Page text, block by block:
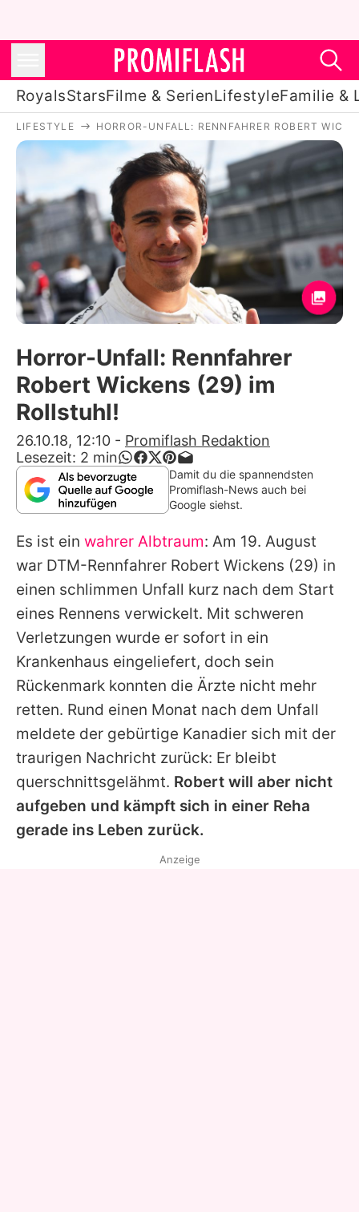
RoyalsStarsFilme & SerienLifestyleFamilie &
Royals
Stars
Filme & Serien
Lifestyle
Familie & Liebe
Promiflash Exklusiv
Alle Themen auf Promiflash
App runterladen
Team
Redaktionelle Richtlinien
Impressum
Datenschutzerklärung
Nutzungsbedingungen
Utiq verwalten
LIFESTYLE HORROR-UNFALL: RENNFAHRER ROBERT
Horror-Unfall: Rennfahrer
Robert Wickens (29) im
Rollstuhl!
26.10.18, 12:10 - Promiflash Redaktion
Lesezeit: 2 min
Damit du die spannendsten
Promiflash-News auch bei
Google siehst.
Es ist ein wahrer Albtraum: Am 19. August
war DTM-Rennfahrer Robert Wickens (29) in
einen schlimmen Unfall kurz nach dem Start
eines Rennens verwickelt. Mit schweren
Verletzungen wurde er sofort in ein
Krankenhaus eingeliefert, doch sein
Rückenmark konnten die Ärzte nicht mehr
retten. Rund einen Monat nach dem Unfall
meldete der gebürtige Kanadier sich mit der
traurigen Nachricht zurück: Er bleibt
querschnittsgelähmt. Robert will aber nicht
aufgeben und kämpft sich in einer Reha
gerade ins Leben zurück.
Anzeige